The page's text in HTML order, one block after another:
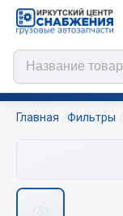
Главная Фильтры